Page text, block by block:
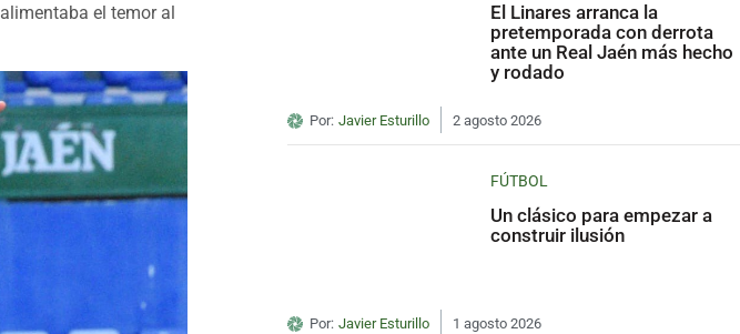
el temor al
El Linares arranca la
pretemporada con derrota
ante un Real Jaén más hecho
y rodado
Por: Javier Esturillo 2 agosto 2026
FÚTBOL
Un clásico para empezar a
construir ilusión
Por: Javier Esturillo 1 agosto 2026